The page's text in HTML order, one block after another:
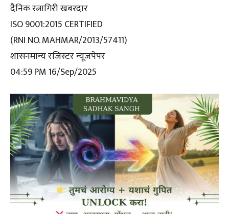
दैनिक रत्नागिरी खबरदार
ISO 9001:2015 CERTIFIED
(RNI NO. MAHMAR/2013/57411)
शासनमान्य रजिस्टर न्यूजपेपर
04:59 PM 16/Sep/2025